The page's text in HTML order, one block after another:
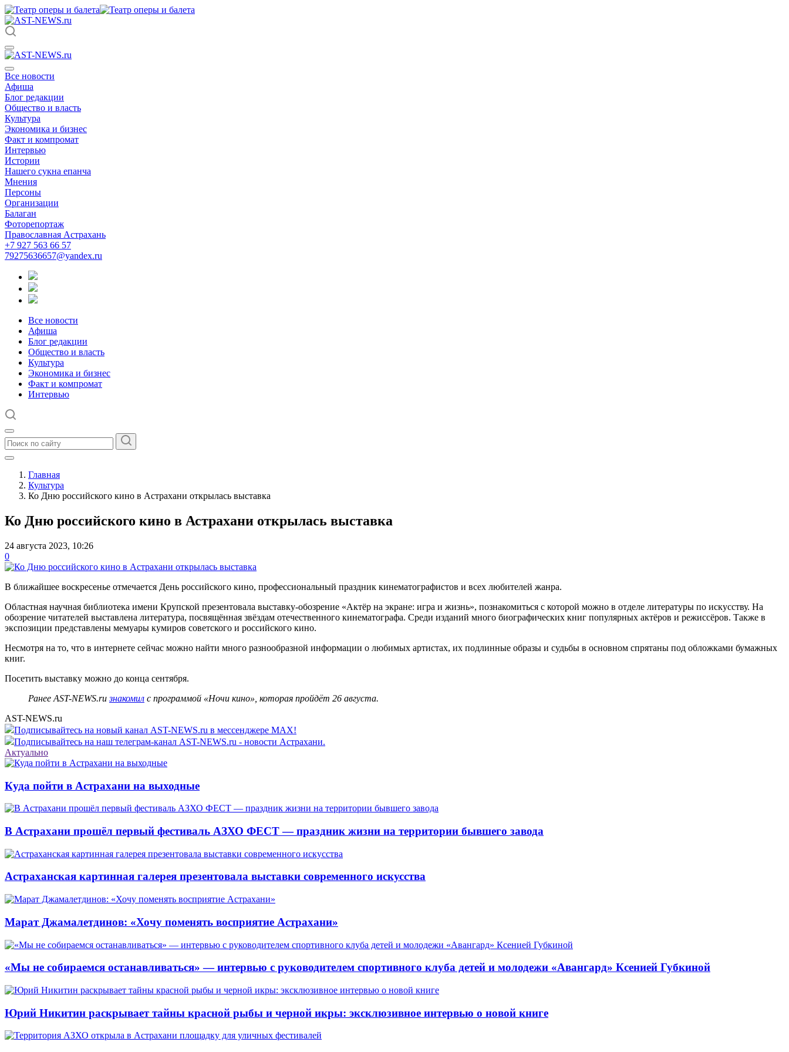
Все новости
Афиша
Блог редакции
Общество и власть
Культура
Экономика и бизнес
Факт и компромат
Интервью
Истории
Нашего сукна епанча
Мнения
Персоны
Организации
Балаган
Фоторепортаж
Православная Астрахань
+7 927 563 66 57
79275636657@yandex.ru
Все новости
Афиша
Блог редакции
Общество и власть
Культура
Экономика и бизнес
Факт и компромат
Интервью
Главная
Культура
Ко Дню российского кино в Астрахани открылась выставка
Ко Дню российского кино в Астрахани открылась выставка
24 августа 2023, 10:26
0
В ближайшее воскресенье отмечается День российского кино, профессиональный праздник кинематографистов и всех любителей жанра.
Областная научная библиотека имени Крупской презентовала выставку-обозрение «Актёр на экране: игра и жизнь», познакомиться с которой можно в отделе литературы по искусству. На
обозрение читателей выставлена литература, посвящённая звёздам отечественного кинематографа. Среди изданий много биографических книг популярных актёров и режиссёров. Также в
экспозиции представлены мемуары кумиров советского и российского кино.
Несмотря на то, что в интернете сейчас можно найти много разнообразной информации о любимых артистах, их подлинные образы и судьбы в основном спрятаны под обложками бумажных
книг.
Посетить выставку можно до конца сентября.
Ранее AST-NEWS.ruзнакомил с программой «Ночи кино», которая пройдёт 26 августа.
AST-NEWS.ru
Подписывайтесь на новый канал AST-NEWS.ru в мессенджере MAX!
Подписывайтесь на наш телеграм-канал AST-NEWS.ru - новости Астрахани.
Актуально
Куда пойти в Астрахани на выходные
В Астрахани прошёл первый фестиваль АЗХО ФЕСТ — праздник жизни на территории бывшего завода
Астраханская картинная галерея презентовала выставки современного искусства
Марат Джамалетдинов: «Хочу поменять восприятие Астрахани»
«Мы не собираемся останавливаться» — интервью с руководителем спортивного клуба детей и молодежи «Авангард» Ксенией Губкиной
Юрий Никитин раскрывает тайны красной рыбы и черной икры: эксклюзивное интервью о новой книге